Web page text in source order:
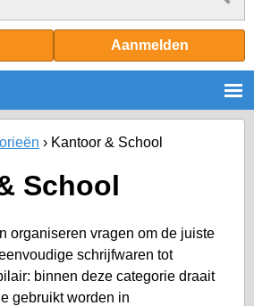
Aanmelden
Kantoor & School
School
organiseren vragen om de juiste
schrijfwaren tot
binnen deze categorie draait
gebruikt worden in